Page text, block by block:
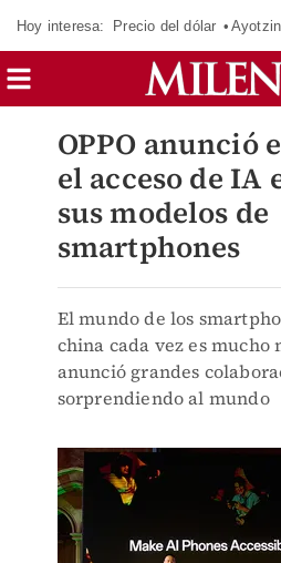
Hoy interesa: Precio del dólar
OPPO anunció
el acceso de IA
sus modelos de
smartphones
El mundo de los
china cada vez es
anunció grandes
sorprendiendo al mundo